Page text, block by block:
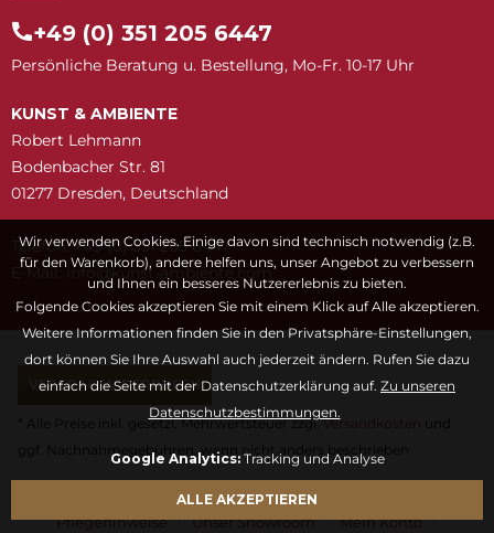
+49 (0) 351 205 6447
Persönliche Beratung u. Bestellung, Mo-Fr. 10-17 Uhr
KUNST & AMBIENTE
Robert Lehmann
Bodenbacher Str. 81
01277 Dresden, Deutschland
Telefon: +49 (0) 351 205 6447
E-Mail:
moc.etneibma-t
snuk@ofni
VERTRAG WIDERRUFEN
* Alle Preise inkl. gesetzl. Mehrwertsteuer zzgl.Versandkosten
und
ggf. Nachnahmegebühren, wenn nicht anders beschrieben
Pflegehinweise
Unser Showroom Mein Konto
Wir verwenden Cookies. Einige davon sind technisch notwendig (z.B.
für den Warenkorb), andere helfen uns, unser Angebot zu verbessern
und Ihnen ein besseres Nutzererlebnis zu bieten.
Folgende Cookies akzeptieren Sie mit einem Klick auf Alle akzeptieren.
Weitere Informationen finden Sie in den Privatsphäre-Einstellungen,
dort können Sie Ihre Auswahl auch jederzeit ändern. Rufen Sie dazu
einfach die Seite mit der Datenschutzerklärung auf. Zu unseren
Datenschutzbestimmungen.
Google Analytics:Tracking und Analyse
ALLE AKZEPTIEREN